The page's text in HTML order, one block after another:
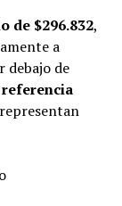
de $296.832,
a
debajo de
referencia